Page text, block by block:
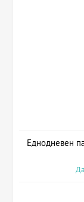
Еднодневен